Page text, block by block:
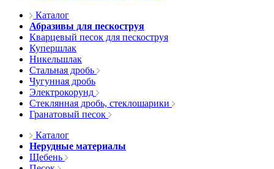
Каталог
Абразивы для пескоструя
Кварцевый песок для пескоструя
Купершлак
Никельшлак
Стальная дробь
Чугунная дробь
Электрокорунд
Стеклянная дробь, стеклошарики
Гранатовый песок
Каталог
Нерудные материалы
Щебень